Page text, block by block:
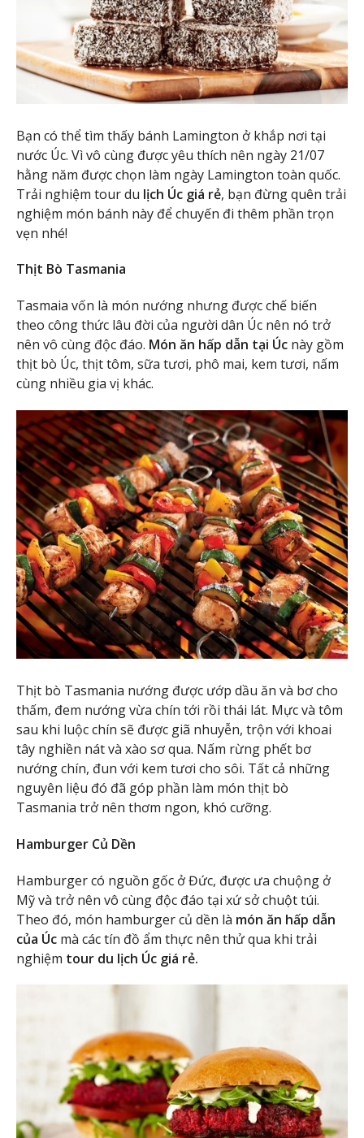
Bạn có thể tìm thấy bánh Lamington ở khắp nơi tại
nước Úc. Vì vô cùng được yêu thích nên ngày 21/07
hằng năm được chọn làm ngày Lamington toàn quốc.
Trải nghiệm tour du lịch Úc giá rẻ, bạn đừng quên trải
nghiệm món bánh này để chuyến đi thêm phần trọn
vẹn nhé!
Thịt Bò Tasmania
Tasmaia vốn là món nướng nhưng được chế biến
theo công thức lâu đời của người dân Úc nên nó trở
nên vô cùng độc đáo. Món ăn hấp dẫn tại Úc này gồm
thịt bò Úc, thịt tôm, sữa tươi, phô mai, kem tươi, nấm
cùng nhiều gia vị khác.
Thịt bò Tasmania nướng được ướp dầu ăn và bơ cho
thấm, đem nướng vừa chín tới rồi thái lát. Mực và tôm
sau khi luộc chín sẽ được giã nhuyễn, trộn với khoai
tây nghiền nát và xào sơ qua. Nấm rừng phết bơ
nướng chín, đun với kem tươi cho sôi. Tất cả những
nguyên liệu đó đã góp phần làm món thịt bò
Tasmania trở nên thơm ngon, khó cưỡng.
Hamburger Củ Dền
Hamburger có nguồn gốc ở Đức, được ưa chuộng ở
Mỹ và trở nên vô cùng độc đáo tại xứ sở chuột túi.
Theo đó, món hamburger củ dền là món ăn hấp dẫn
của Úc mà các tín đồ ẩm thực nên thử qua khi trải
nghiệm tour du lịch Úc giá rẻ.